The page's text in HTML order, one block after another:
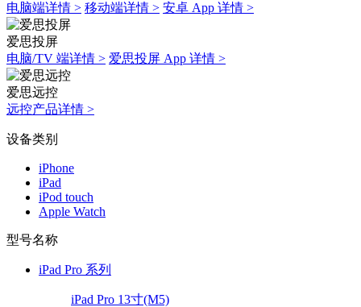
电脑端详情 > 移动端详情 > 安卓 App 详情 >
爱思投屏
电脑/TV 端详情 > 爱思投屏 App 详情 >
爱思远控
远控产品详情 >
设备类别
iPhone
iPad
iPod touch
Apple Watch
型号名称
iPad Pro 系列
iPad Pro 13寸(M5)